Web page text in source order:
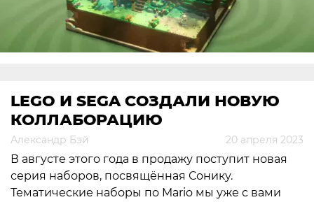
LEGO И SEGA СОЗДАЛИ НОВУЮ
КОЛЛАБОРАЦИЮ
Александр Бэй 20 апреля 2023
В августе этого года в продажу поступит новая
серия наборов, посвящённая Сонику.
Тематические наборы по Mario мы уже с вами